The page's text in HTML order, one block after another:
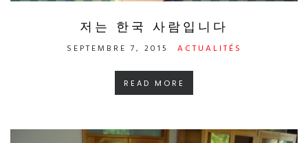
저는 한국 사람입니다
SEPTEMBRE 7, 2015 ACTUALITÉS
READ MORE